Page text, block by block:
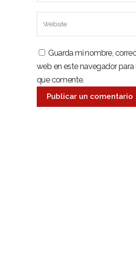
Guarda mi nombre,
web en este navegador
que comente.